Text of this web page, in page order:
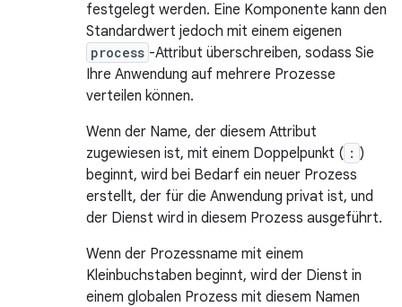
festgelegt werden. Eine Komponente kann den
Standardwert jedoch mit einem eigenen
process -Attribut überschreiben, sodass Sie
Ihre Anwendung auf mehrere Prozesse
verteilen können.
Wenn der Name, der diesem Attribut
zugewiesen ist, mit einem Doppelpunkt ( : )
beginnt, wird bei Bedarf ein neuer Prozess
erstellt, der für die Anwendung privat ist, und
der Dienst wird in diesem Prozess ausgeführt.
Wenn der Prozessname mit einem
Kleinbuchstaben beginnt, wird der Dienst in
einem globalen Prozess mit diesem Namen